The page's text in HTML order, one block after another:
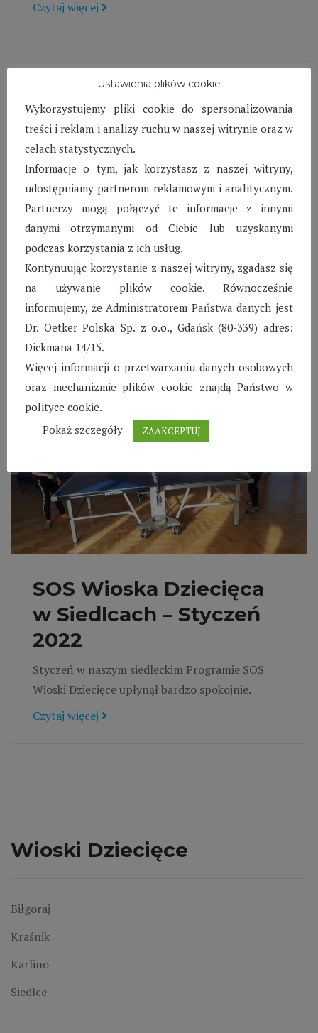
Czytaj więcej
SOS Wioska Dziecięca
w Biłgoraju – Styczeń
2022
Pierwszy semestr roku szkolnego już za nami.
Czytaj więcej
SOS Wioska Dziecięca
w Siedlcach – Styczeń
2022
Styczeń w naszym siedleckim Programie SOS
Wioski Dziecięce upłynął bardzo spokojnie.
Czytaj więcej
Wioski Dziecięce
Biłgoraj
Kraśnik
Karlino
Siedlce
Ustawienia plików cookie
Wykorzystujemy pliki cookie do spersonalizowania
treści i reklam i analizy ruchu w naszej witrynie oraz w
celach statystycznych.
Informacje o tym, jak korzystasz z naszej witryny,
udostępniamy partnerom reklamowym i analitycznym.
Partnerzy mogą połączyć te informacje z innymi
danymi otrzymanymi od Ciebie lub uzyskanymi
podczas korzystania z ich usług.
Kontynuując korzystanie z naszej witryny, zgadasz się
na używanie plików cookie. Równocześnie
informujemy, że Administratorem Państwa danych jest
Dr. Oetker Polska Sp. z o.o., Gdańsk (80-339) adres:
Dickmana 14/15.
Więcej informacji o przetwarzaniu danych osobowych
oraz mechanizmie plików cookie znajdą Państwo w
polityce cookie.
Pokaż szczegóły
ZAAKCEPTUJ